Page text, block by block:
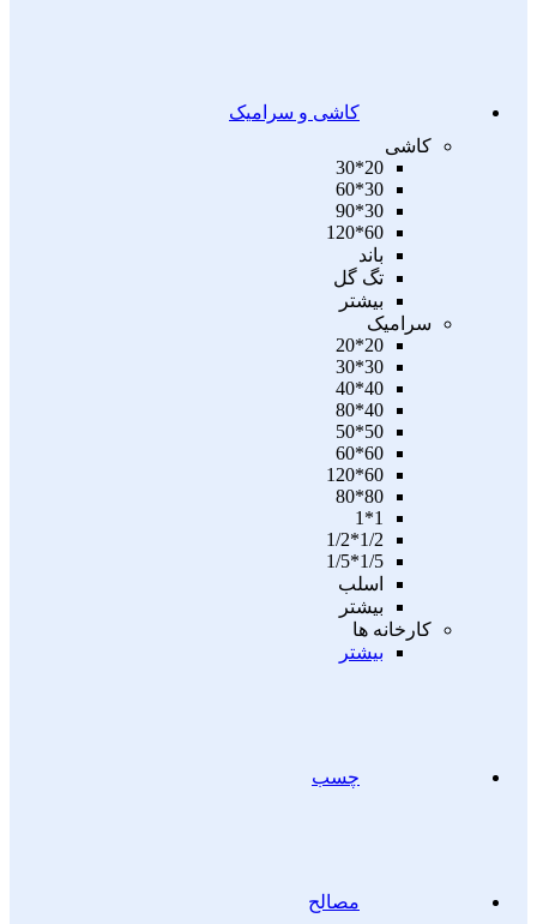
کاشی و سرامیک
کاشی
20*30
30*60
30*90
60*120
باند
تگ گل
بیشتر
سرامیک
20*20
30*30
40*40
40*80
50*50
60*60
60*120
80*80
1*1
1/2*1/2
1/5*1/5
اسلب
بیشتر
کارخانه ها
بیشتر
چسب
مصالح